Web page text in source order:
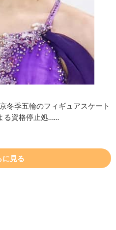
冬季五輪のフィギュアスケート
る資格停止処……
に見る